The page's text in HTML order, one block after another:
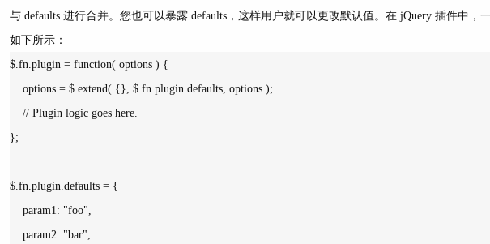
与 defaults 进行合并。您也可以暴露 defaults，这样用户就可以更改默认值。在 jQuery 插件中，
如下所示：
$.fn.plugin = function( options ) {
};
$.fn.plugin.defaults = {